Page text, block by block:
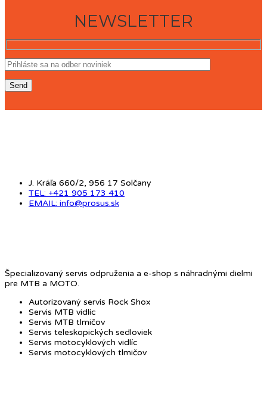
NEWSLETTER
J. Kráľa 660/2, 956 17 Solčany
TEL: +421 905 173 410
EMAIL: info@prosus.sk
Špecializovaný servis odpruženia a e-shop s náhradnými dielmi
pre MTB a MOTO.
Autorizovaný servis Rock Shox
Servis MTB vidlíc
Servis MTB tlmičov
Servis teleskopických sedloviek
Servis motocyklových vidlíc
Servis motocyklových tlmičov